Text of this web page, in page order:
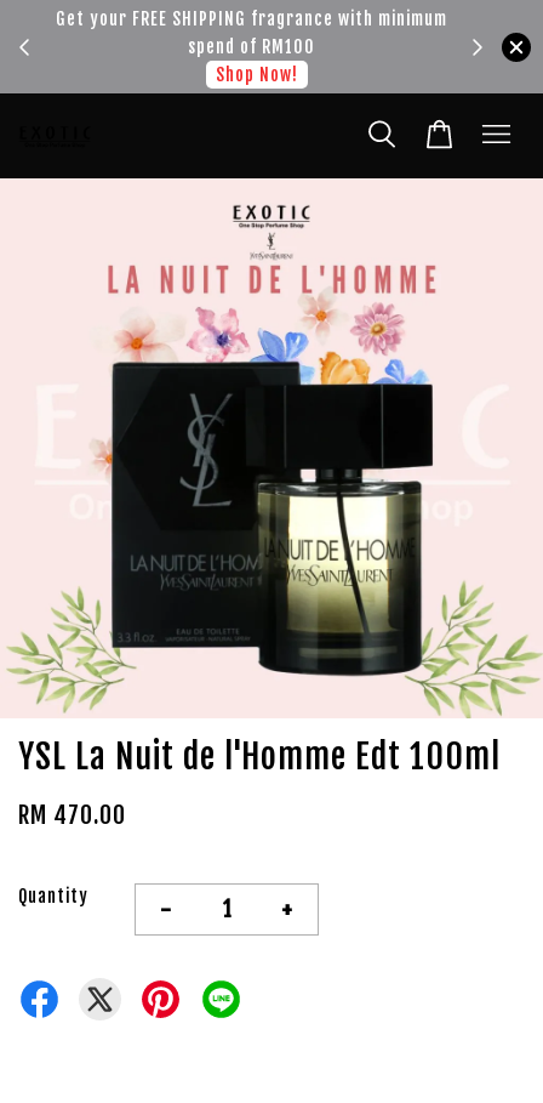
Get your FREE SHIPPING fragrance with minimum
spend of RM100
Shop Now!
YSL La Nuit de l'Homme Edt 100ml
RM 470.00
Quantity - +